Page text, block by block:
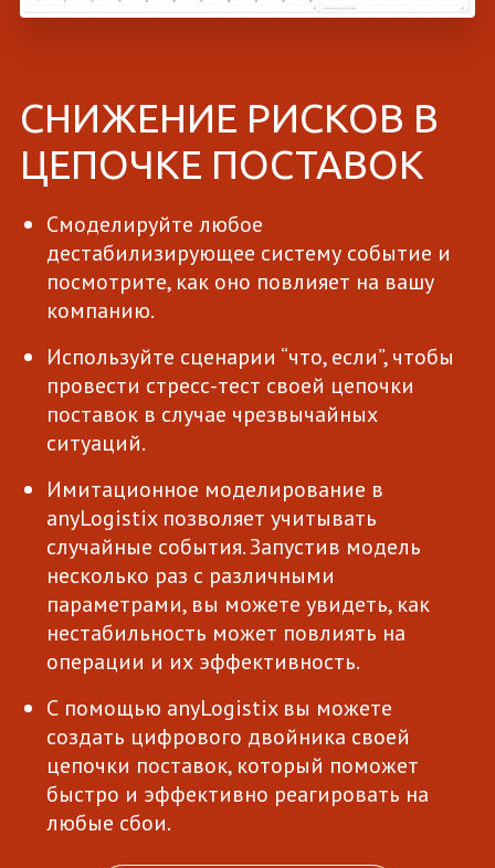
СНИЖЕНИЕ РИСКОВ В
ЦЕПОЧКЕ ПОСТАВОК
Смоделируйте любое
дестабилизирующее систему событие и
посмотрите, как оно повлияет на вашу
компанию.
Используйте сценарии “что, если”, чтобы
провести стресс-тест своей цепочки
поставок в случае чрезвычайных
ситуаций.
Имитационное моделирование в
anyLogistix позволяет учитывать
случайные события. Запустив модель
несколько раз с различными
параметрами, вы можете увидеть, как
нестабильность может повлиять на
операции и их эффективность.
С помощью anyLogistix вы можете
создать цифрового двойника своей
цепочки поставок, который поможет
быстро и эффективно реагировать на
любые сбои.